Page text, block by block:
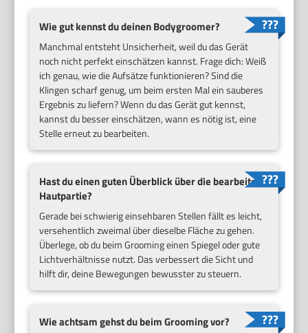
Wie gut kennst du deinen Bodygroomer?
Manchmal entsteht Unsicherheit, weil du das Gerät
noch nicht perfekt einschätzen kannst. Frage dich: Weiß
ich genau, wie die Aufsätze funktionieren? Sind die
Klingen scharf genug, um beim ersten Mal ein sauberes
Ergebnis zu liefern? Wenn du das Gerät gut kennst,
kannst du besser einschätzen, wann es nötig ist, eine
Stelle erneut zu bearbeiten.
Hast du einen guten Überblick über die bearbeitete
Hautpartie?
Gerade bei schwierig einsehbaren Stellen fällt es leicht,
versehentlich zweimal über dieselbe Fläche zu gehen.
Überlege, ob du beim Grooming einen Spiegel oder gute
Lichtverhältnisse nutzt. Das verbessert die Sicht und
hilft dir, deine Bewegungen bewusster zu steuern.
Wie achtsam gehst du beim Grooming vor?